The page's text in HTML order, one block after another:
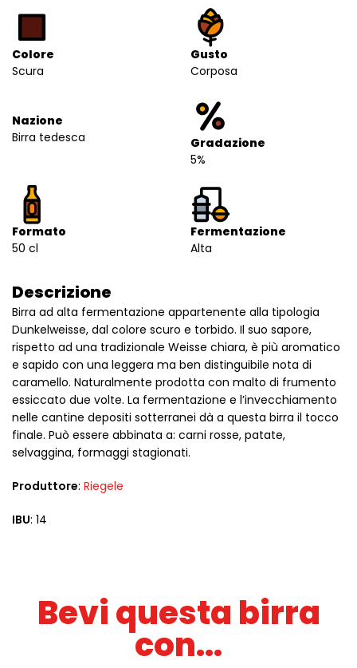
Colore
Scura
Gusto
Corposa
Nazione
Birra tedesca
Gradazione
5%
Formato
50 cl
Fermentazione
Alta
Descrizione
Birra ad alta fermentazione appartenente alla tipologia
Dunkelweisse, dal colore scuro e torbido. Il suo sapore,
rispetto ad una tradizionale Weisse chiara, è più aromatico
e sapido con una leggera ma ben distinguibile nota di
caramello. Naturalmente prodotta con malto di frumento
essiccato due volte. La fermentazione e l’invecchiamento
nelle cantine depositi sotterranei dà a questa birra il tocco
finale. Può essere abbinata a: carni rosse, patate,
selvaggina, formaggi stagionati.
Produttore: Riegele
IBU: 14
Bevi questa birra
con...